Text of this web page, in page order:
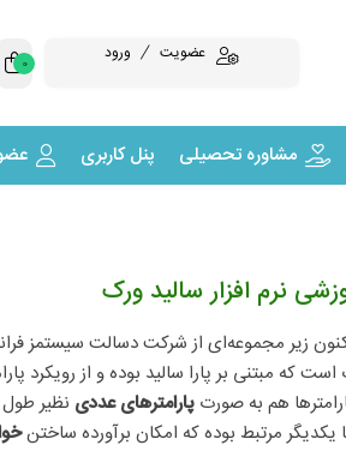
عضویت ورود 0
مشاوره تحصیلی پنل کاربری
نرم افزار سالید ورک
زیر مجموعه‌ای از شرکت دسالت سیستمز
که مبتنی بر پارا سالید بوده و از رویکرد
هم به صورت پارامترهای عددی نظیر
مرتبط بوده که امکان برآورده ساختن